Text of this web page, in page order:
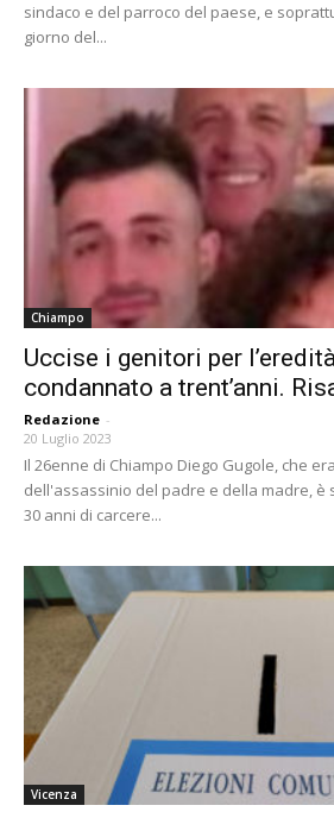
sindaco e del parroco del paese, e
giorno del...
Chiampo
Uccise i genitori per
condannato a trent’anni.
Redazione -
20 Luglio 2023
Il 26enne di Chiampo Diego Gugole, che
dell'assassinio del padre e della madre, è
30 anni di carcere...
Vicenza